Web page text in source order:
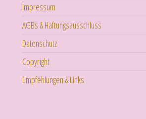
Impressum
AGBs & Haftungsausschluss
Datenschutz
Copyright
Empfehlungen & Links